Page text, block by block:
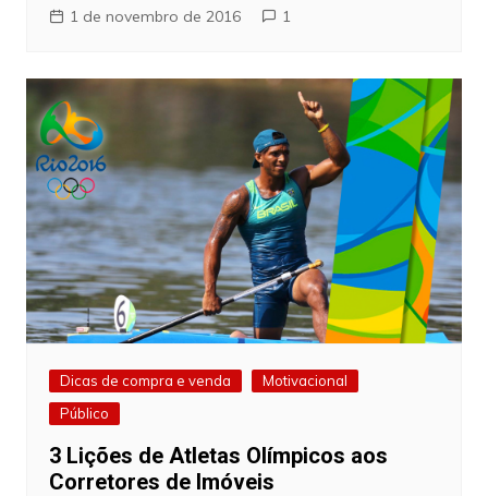
1 de novembro de 2016
1
Dicas de compra e venda
Motivacional
Público
3 Lições de Atletas Olímpicos aos
Corretores de Imóveis